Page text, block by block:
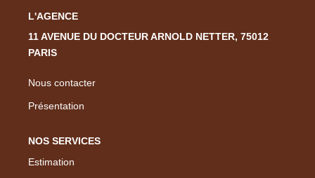
L'AGENCE
11 AVENUE DU DOCTEUR ARNOLD NETTER, 75012
PARIS
Nous contacter
Présentation
NOS SERVICES
Estimation